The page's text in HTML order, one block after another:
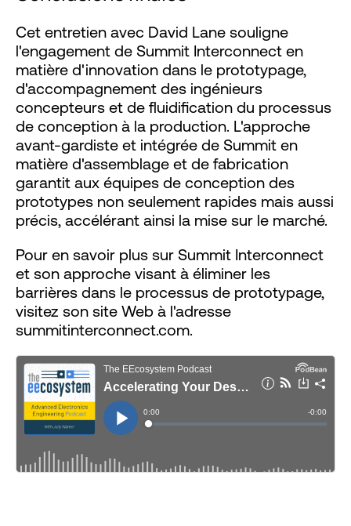
Cet entretien avec David Lane souligne
l'engagement de Summit Interconnect en
matière d'innovation dans le prototypage,
d'accompagnement des ingénieurs
concepteurs et de fluidification du processus
de conception à la production. L'approche
avant-gardiste et intégrée de Summit en
matière d'assemblage et de fabrication
garantit aux équipes de conception des
prototypes non seulement rapides mais aussi
précis, accélérant ainsi la mise sur le marché.
Pour en savoir plus sur Summit Interconnect
et son approche visant à éliminer les
barrières dans le processus de prototypage,
visitez son site Web à l'adresse
summitinterconnect.com.